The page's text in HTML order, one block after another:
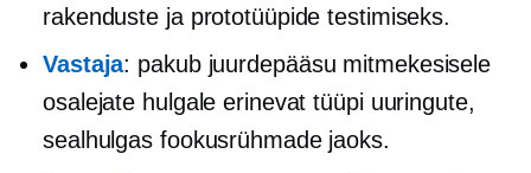
rakenduste ja prototüüpide testimiseks.
Vastaja: pakub juurdepääsu mitmekesisele
osalejate hulgale erinevat tüüpi uuringute,
sealhulgas fookusrühmade jaoks.